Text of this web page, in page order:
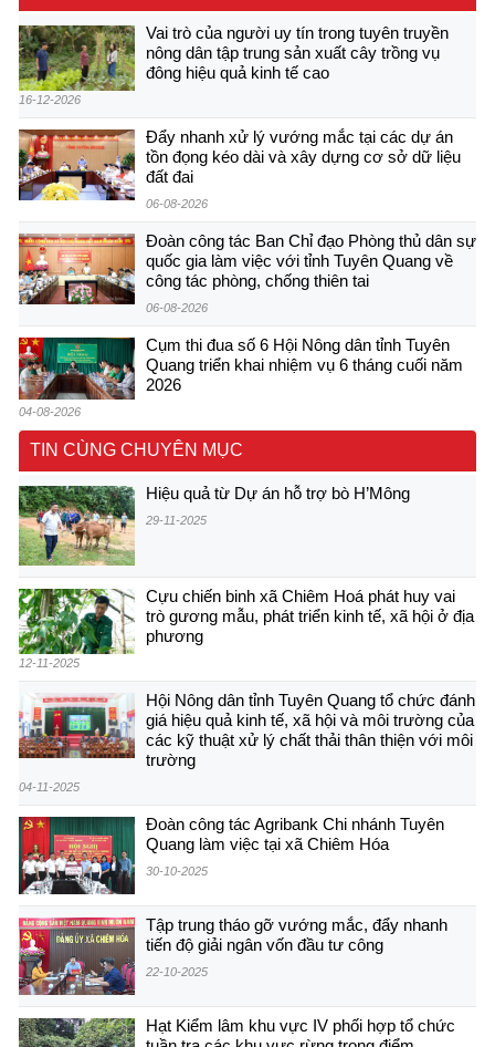
Vai trò của người uy tín trong tuyên truyền
nông dân tập trung sản xuất cây trồng vụ
đông hiệu quả kinh tế cao
16-12-2026
Đẩy nhanh xử lý vướng mắc tại các dự án
tồn đọng kéo dài và xây dựng cơ sở dữ liệu
đất đai
06-08-2026
Đoàn công tác Ban Chỉ đạo Phòng thủ dân sự
quốc gia làm việc với tỉnh Tuyên Quang về
công tác phòng, chống thiên tai
06-08-2026
Cụm thi đua số 6 Hội Nông dân tỉnh Tuyên
Quang triển khai nhiệm vụ 6 tháng cuối năm
2026
04-08-2026
TIN CÙNG CHUYÊN MỤC
Hiệu quả từ Dự án hỗ trợ bò H’Mông
29-11-2025
Cựu chiến binh xã Chiêm Hoá phát huy vai
trò gương mẫu, phát triển kinh tế, xã hội ở địa
phương
12-11-2025
Hội Nông dân tỉnh Tuyên Quang tổ chức đánh
giá hiệu quả kinh tế, xã hội và môi trường của
các kỹ thuật xử lý chất thải thân thiện với môi
trường
04-11-2025
Đoàn công tác Agribank Chi nhánh Tuyên
Quang làm việc tại xã Chiêm Hóa
30-10-2025
Tập trung tháo gỡ vướng mắc, đẩy nhanh
tiến độ giải ngân vốn đầu tư công
22-10-2025
Hạt Kiểm lâm khu vực IV phối hợp tổ chức